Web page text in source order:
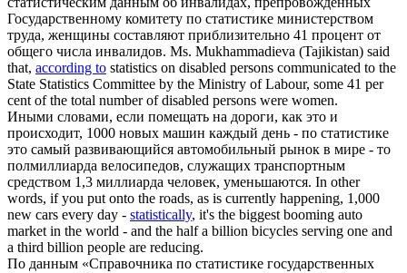
Государственному комитету по статистике министерством
труда, женщины составляют приблизительно 41 процент от
общего числа инвалидов. Ms. Mukhammadieva (Tajikistan) said
that, according to statistics on disabled persons communicated to the
State Statistics Committee by the Ministry of Labour, some 41 per
cent of the total number of disabled persons were women.
Иными словами, если помещать на дороги, как это и
происходит, 1000 новых машин каждый день - по статистике
это самый развивающийся автомобильный рынок в мире - то
полмиллиарда велосипедов, служащих транспортным
средством 1,3 миллиарда человек, уменьшаются. In other
words, if you put onto the roads, as is currently happening, 1,000
new cars every day - statistically, it's the biggest booming auto
market in the world - and the half a billion bicycles serving one and
a third billion people are reducing.
По данным «Справочника по статистике государственных